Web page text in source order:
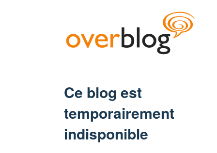
Ce blog est
temporairement
indisponible